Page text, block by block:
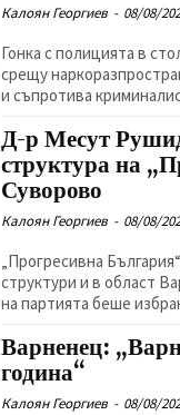
Калоян Георгиев - 08/08/
Гонка с полицията в
срещу
и съпротива
Д-р Месут
структура на
Суворово
Калоян Георгиев - 08/08/
„Прогресивна
структури и в област
на партията беше
Варненец:
година“
Калоян Георгиев - 08/08/